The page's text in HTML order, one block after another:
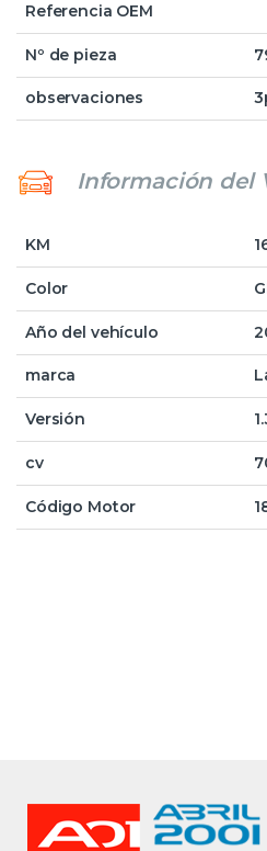
Referencia OEM
Nº de pieza
observaciones
Información del
KM
Color
Año del vehículo
marca
Versión
cv
Código Motor